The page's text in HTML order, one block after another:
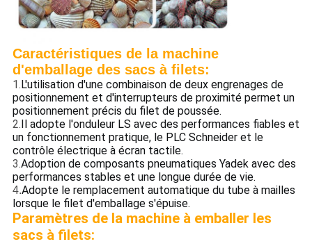
Caractéristiques de la machine
d'emballage des sacs à filets:
1.L'utilisation d'une combinaison de deux engrenages de
positionnement et d'interrupteurs de proximité permet un
positionnement précis du filet de poussée.
2.Il adopte l'onduleur LS avec des performances fiables et
un fonctionnement pratique, le PLC Schneider et le
contrôle électrique à écran tactile.
3.Adoption de composants pneumatiques Yadek avec des
performances stables et une longue durée de vie.
4.Adopte le remplacement automatique du tube à mailles
lorsque le filet d'emballage s'épuise.
Paramètres de la machine à emballer les
sacs à filets: